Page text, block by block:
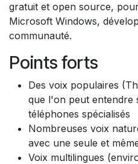
gratuit et open source,
Microsoft Windows,
communauté.
Points forts
Des voix populaires
que l'on peut entendre
téléphones spécialisés
Nombreuses voix
avec une seule et
Voix multilingues